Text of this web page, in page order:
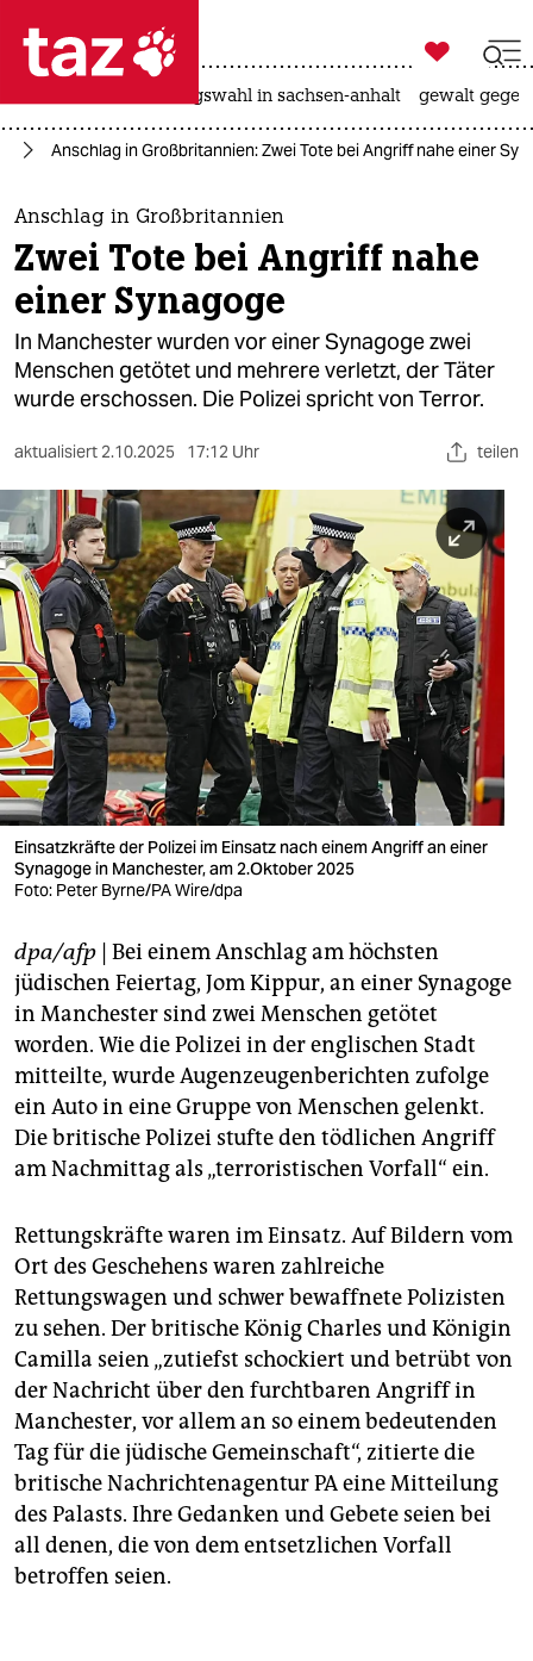
 taz zahl ich
taz zahl ich
themen
politik
öko
gesellschaft
sport
berlin
nord
wahrheit
verlag
verlag
veranstaltungen
shop
fragen & hilfe
abo
genossenschaft
epaper login

taz zahl ich
landtagswahl in sachsen-anhalt gewalt
Anschlag in Großbritannien: Zwei Tote bei Angriff nahe einer
Anschlag in Großbritannien
Zwei Tote bei Angriff nahe
einer Synagoge
In Manchester wurden vor einer Synagoge zwei
Menschen getötet und mehrere verletzt, der Täter
wurde erschossen. Die Polizei spricht von Terror.
aktualisiert 2.10.2025 17:12 Uhr teilen
Einsatzkräfte der Polizei im Einsatz nach einem Angriff an einer
Synagoge in Manchester, am 2.Oktober 2025
Foto: Peter Byrne/PA Wire/dpa
dpa/afp | Bei einem Anschlag am höchsten
jüdischen Feiertag, Jom Kippur, an einer Synagoge
in Manchester sind zwei Menschen getötet
worden. Wie die Polizei in der englischen Stadt
mitteilte, wurde Augenzeugenberichten zufolge
ein Auto in eine Gruppe von Menschen gelenkt.
Die britische Polizei stufte den tödlichen Angriff
am Nachmittag als „terroristischen Vorfall“ ein.
Rettungskräfte waren im Einsatz. Auf Bildern vom
Ort des Geschehens waren zahlreiche
Rettungswagen und schwer bewaffnete Polizisten
zu sehen. Der britische König Charles und Königin
Camilla seien „zutiefst schockiert und betrübt von
der Nachricht über den furchtbaren Angriff in
Manchester, vor allem an so einem bedeutenden
Tag für die jüdische Gemeinschaft“, zitierte die
britische Nachrichtenagentur PA eine Mitteilung
des Palasts. Ihre Gedanken und Gebete seien bei
all denen, die von dem entsetzlichen Vorfall
betroffen seien.